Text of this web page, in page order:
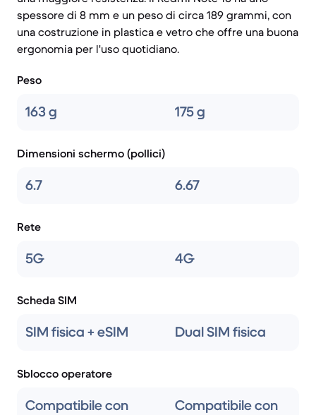
spessore di 8 mm e un peso di circa 189 grammi, con
una costruzione in plastica e vetro che offre una buona
ergonomia per l'uso quotidiano.
Peso
163 g 175 g
Dimensioni schermo (pollici)
6.7 6.67
Rete
5G 4G
Scheda SIM
SIM fisica + eSIM Dual SIM fisica
Sblocco operatore
Compatibile con Compatibile con